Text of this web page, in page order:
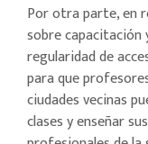
Por otra parte, en
sobre capacitación
regularidad de
para que
ciudades vecinas
clases y enseñar